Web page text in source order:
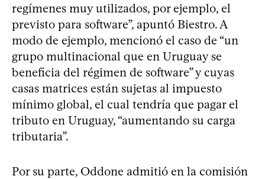
regímenes muy utilizados, por ejemplo, el
previsto para software”, apuntó Biestro. A
modo de ejemplo, mencionó el caso de “un
grupo multinacional que en Uruguay se
beneficia del régimen de software” y cuyas
casas matrices están sujetas al impuesto
mínimo global, el cual tendría que pagar el
tributo en Uruguay, “aumentando su carga
tributaria”.
Por su parte, Oddone admitió en la comisión